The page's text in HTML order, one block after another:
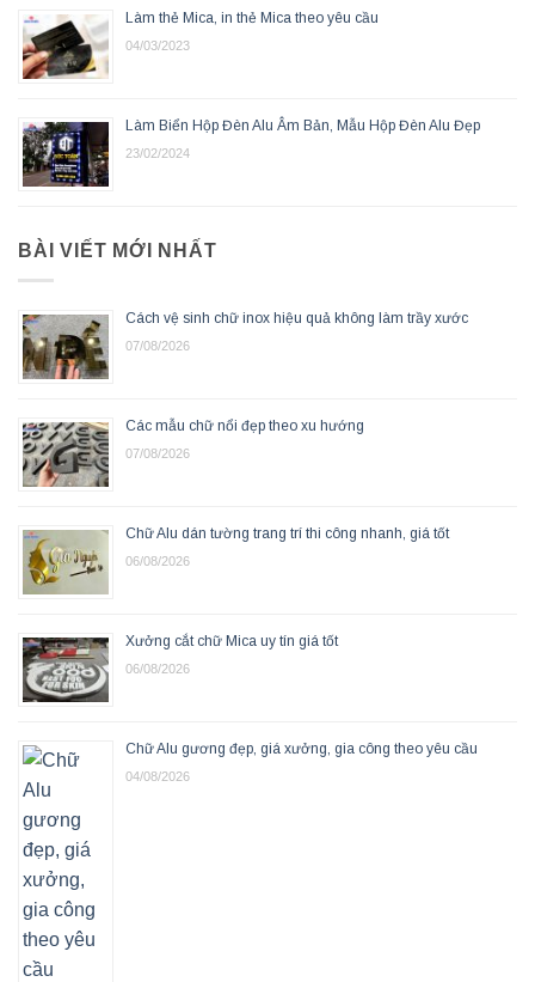
Làm thẻ Mica, in thẻ Mica theo yêu cầu
04/03/2023
Làm Biển Hộp Đèn Alu Âm Bản, Mẫu Hộp Đèn Alu Đẹp
23/02/2024
BÀI VIẾT MỚI NHẤT
Cách vệ sinh chữ inox hiệu quả không làm trầy xước
07/08/2026
Các mẫu chữ nổi đẹp theo xu hướng
07/08/2026
Chữ Alu dán tường trang trí thi công nhanh, giá tốt
06/08/2026
Xưởng cắt chữ Mica uy tín giá tốt
06/08/2026
Chữ Alu gương đẹp, giá xưởng, gia công theo yêu cầu
04/08/2026